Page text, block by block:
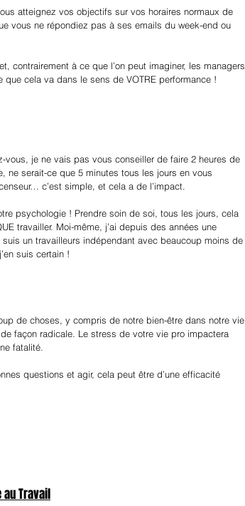
atteignez vos objectifs sur vos horaires normaux de
vous ne répondiez pas à ses emails du week-end ou
contrairement à ce que l’on peut imaginer, les managers
cela va dans le sens de VOTRE performance !
je ne vais pas vous conseiller de faire 2 heures de
ne serait-ce que 5 minutes tous les jours en vous
c’est simple, et cela a de l’impact.
psychologie ! Prendre soin de soi, tous les jours, cela
travailler. Moi-même, j’ai depuis des années une
un travailleurs indépendant avec beaucoup moins de
suis certain !
de choses, y compris de notre bien-être dans notre vie
façon radicale. Le stress de votre vie pro impactera
fatalité.
questions et agir, cela peut être d’une efficacité
au Travail